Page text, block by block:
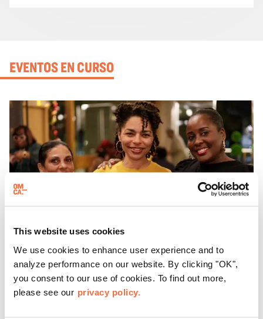
This website uses cookies
We use cookies to enhance user experience and to
analyze performance on our website. By clicking "OK",
you consent to our use of cookies. To find out more,
please see our privacy policy.
EVENTOS EN CURSO
Jueves en el OMCA